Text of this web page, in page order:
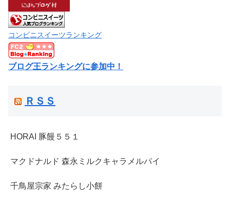
コンビニスイーツランキング
ブログ王ランキングに参加中！
ＲＳＳ
HORAI 豚饅５５１
マクドナルド 森永ミルクキャラメルパイ
千鳥屋宗家 みたらし小餅